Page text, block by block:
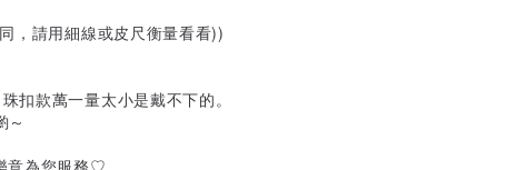
，請用細線或皮尺衡量看看))
扣款萬一量太小是戴不下的。
～
意為您服務♡